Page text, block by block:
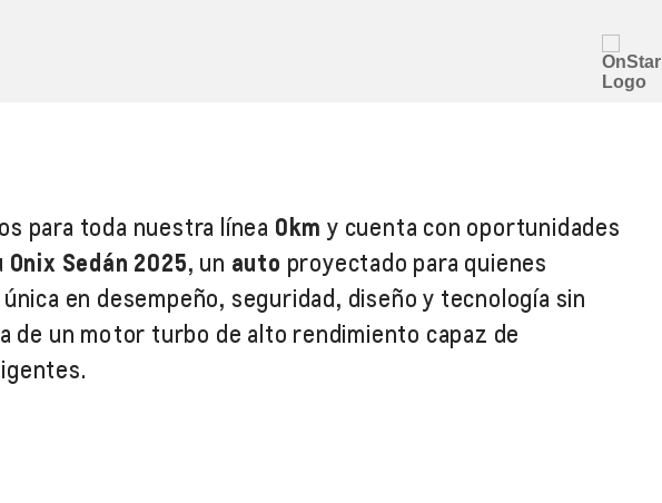
para toda nuestra línea 0km y cuenta con oportunidades
Onix Sedán 2025, un auto proyectado para quienes
en desempeño, seguridad, diseño y tecnología sin
de un motor turbo de alto rendimiento capaz de